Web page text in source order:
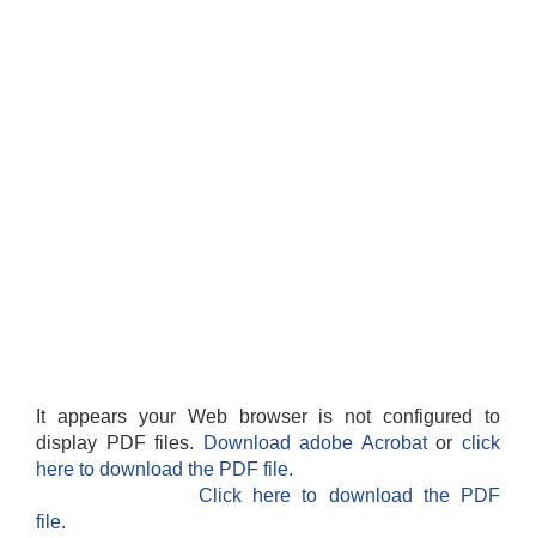
It appears your Web browser is not configured to
display PDF files.
Download adobe Acrobatorclick
here to download the PDF file.
Click here to download the PDF
file.